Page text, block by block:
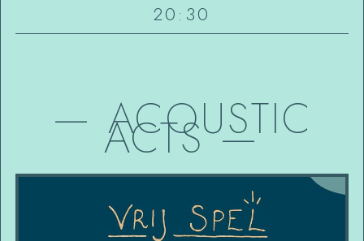
20:30
— ACOUSTIC
ACTS—